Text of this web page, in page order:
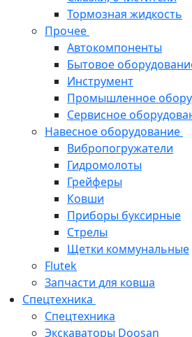
Тормозная жидкость
Прочее
Автокомпоненты
Бытовое
Инструмент
Промышленное
Сервисное
Навесное оборудование
Вибропогружатели
Гидромолоты
Грейферы
Ковши
Приборы буксирные
Стрелы
Щетки коммунальные
Flutek
Запчасти для ковша
Спецтехника
Спецтехника
Экскаваторы Doosan